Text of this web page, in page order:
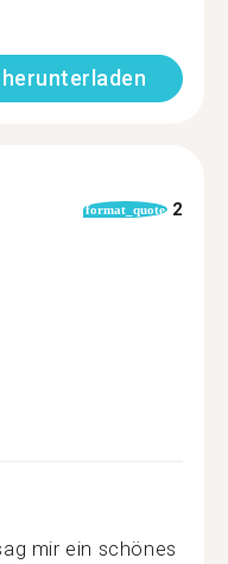
format_quote 2
mir ein schönes